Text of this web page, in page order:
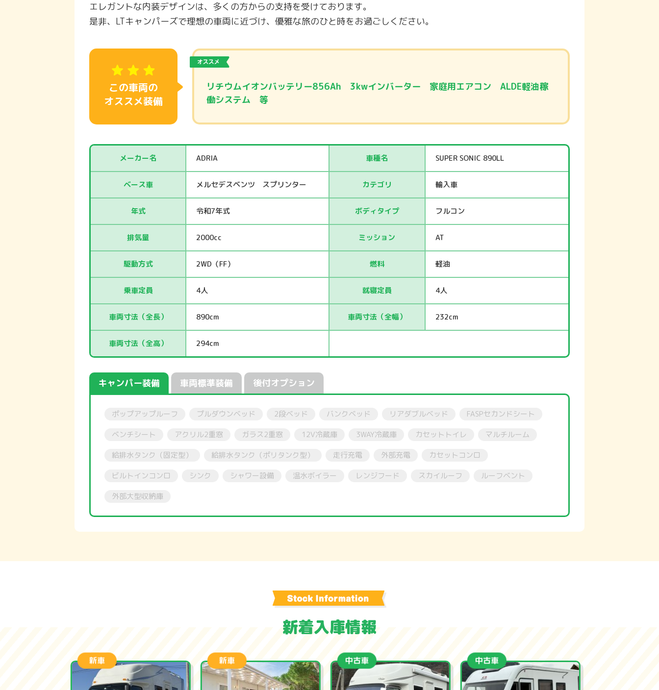
エレガントな内装デザインは、多くの方からの支持を受けております。
是非、LTキャンパーズで理想の車両に近づけ、優雅な旅のひと時をお過ごしください。
この車両の
オススメ装備
リチウムイオンバッテリー856Ah 3kwインバーター 家庭用エアコン ALDE軽油稼
働システム 等
メーカー名 ADRIA 車種名 SUPER SONIC 890LL
ベース車 メルセデスベンツ スプリンター カテゴリ 輸入車
年式 令和7年式 ボディタイプ フルコン
排気量 2000cc ミッション AT
駆動方式 2WD（FF） 燃料 軽油
乗車定員 4人 就寝定員 4人
車両寸法（全長） 890cm 車両寸法（全幅） 232cm
車両寸法（全高） 294cm
キャンパー装備 車両標準装備 後付オプション
ポップアップルーフ プルダウンベッド 2段ベッド バンクベッド リアダブルベッド
FASPセカンドシート
ベンチシート
アクリル2重窓 ガラス2重窓 12V冷蔵庫 3WAY冷蔵庫 カセットトイレ
マルチルーム
給排水タンク（固定型）
給排水タンク（ポリタンク型） 走行充電 外部充電
カセットコンロ
ビルトインコンロ
シンク シャワー設備 温水ボイラー レンジフード スカイルーフ
ルーフベント
外部大型収納庫
新着入庫情報
新車 中古車 中古車 中古車